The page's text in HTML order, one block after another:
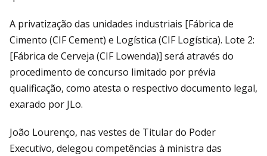
A privatização das unidades industriais [Fábrica de
Cimento (CIF Cement) e Logística (CIF Logística). Lote 2:
[Fábrica de Cerveja (CIF Lowenda)] será através do
procedimento de concurso limitado por prévia
qualificação, como atesta o respectivo documento legal,
exarado por JLo.
João Lourenço, nas vestes de Titular do Poder
Executivo, delegou competências à ministra das